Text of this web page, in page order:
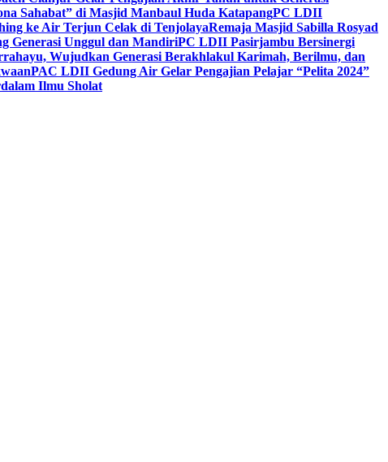
Sahabat” di Masjid Manbaul Huda KatapangPC LDII
ke Air Terjun Celak di TenjolayaRemaja Masjid Sabilla Rosyad
Generasi Unggul dan MandiriPC LDII Pasirjambu Bersinergi
Wujudkan Generasi Berakhlakul Karimah, Berilmu, dan
PAC LDII Gedung Air Gelar Pengajian Pelajar “Pelita 2024”
Ilmu Sholat